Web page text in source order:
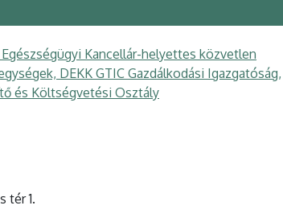
Kancellár-helyettes közvetlen
DEKK GTIC Gazdálkodási Igazgatóság,
és Költségvetési Osztály
tér 1.